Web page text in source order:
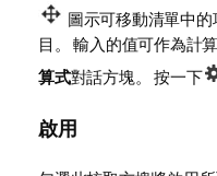
圖示可移動清單中的
目。 輸入的值可作為計
算式對話方塊。 按一下
啟用